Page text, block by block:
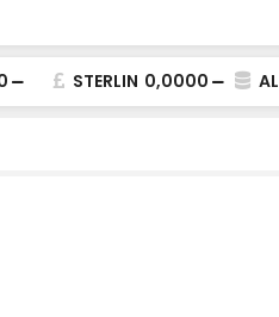
STERLIN 0,0000